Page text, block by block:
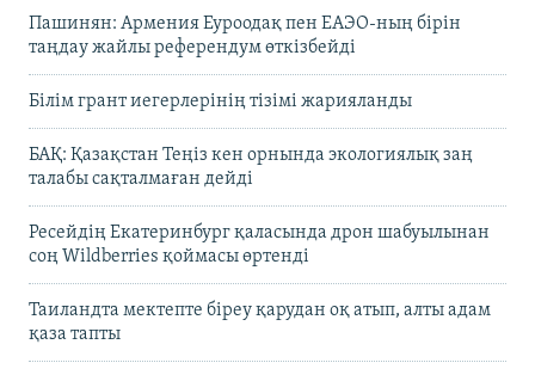
Пашинян: Армения Еуроодақ пен ЕАЭО-ның бірін
таңдау жайлы референдум өткізбейді
Білім грант иегерлерінің тізімі жарияланды
БАҚ: Қазақстан Теңіз кен орнында экологиялық заң
талабы сақталмаған дейді
Ресейдің Екатеринбург қаласында дрон шабуылынан
соң Wildberries қоймасы өртенді
Таиландта мектепте біреу қарудан оқ атып, алты адам
қаза тапты